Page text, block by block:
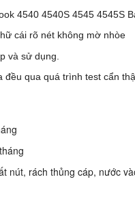
4540 4540S 4545 4545S
cái rõ nét không mờ nhòe
và sử dụng.
đều qua quá trình test cẩn
nút, rách thủng cáp, nước